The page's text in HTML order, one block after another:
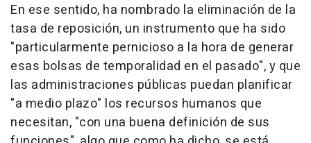
En ese sentido, ha nombrado la eliminación de la
tasa de reposición, un instrumento que ha sido
"particularmente pernicioso a la hora de generar
esas bolsas de temporalidad en el pasado", y que
las administraciones públicas puedan planificar
"a medio plazo" los recursos humanos que
necesitan, "con una buena definición de sus